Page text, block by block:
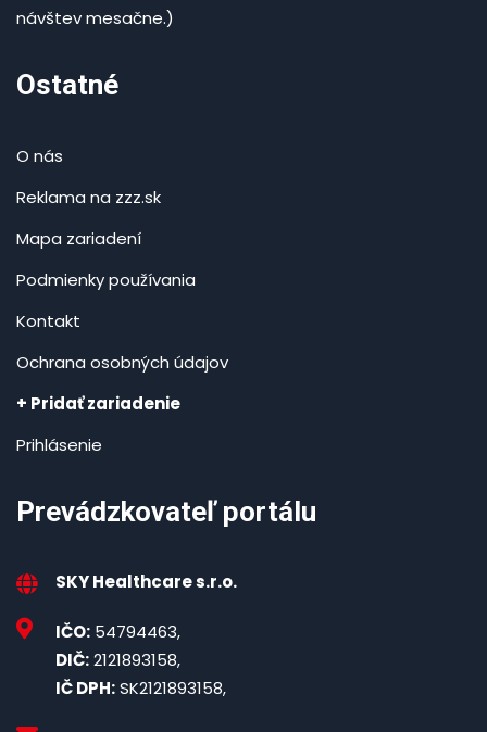
návštev mesačne.)
Ostatné
O nás
Reklama na zzz.sk
Mapa zariadení
Podmienky používania
Kontakt
Ochrana osobných údajov
+ Pridať zariadenie
Prihlásenie
Prevádzkovateľ portálu
SKY Healthcare s.r.o.
IČO: 54794463,
DIČ:2121893158,
IČ DPH:SK2121893158,